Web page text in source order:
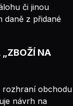
či jinou
daně z přidané
„ZBOŽÍ NA
rozhraní obchodu
návrh na